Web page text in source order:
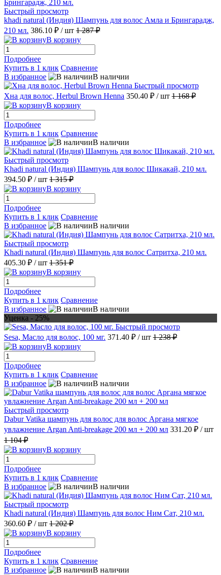
Быстрый просмотр
khadi natural (Индия) Шампунь для волос Амла и Брингарадж,
210 мл. 386.10 ₽ / шт 1 287 ₽
В корзину
Подробнее
Купить в 1 клик Сравнение
В избранное
В наличии
Быстрый просмотр
Хна для волос, Herbul Brown Henna 350.40 ₽ / шт 1 168 ₽
В корзину
Подробнее
Купить в 1 клик Сравнение
В избранное
В наличии
Быстрый просмотр
Khadi natural (Индия) Шампунь для волос Шикакай, 210 мл.
394.50 ₽ / шт 1 315 ₽
В корзину
Подробнее
Купить в 1 клик Сравнение
В избранное
В наличии
Быстрый просмотр
Khadi natural (Индия) Шампунь для волос Сатритха, 210 мл.
405.30 ₽ / шт 1 351 ₽
В корзину
Подробнее
Купить в 1 клик Сравнение
В избранное
В наличии
Уценка - 25%
Быстрый просмотр
Sesa, Масло для волос, 100 мг. 371.40 ₽ / шт 1 238 ₽
В корзину
Подробнее
Купить в 1 клик Сравнение
В избранное
В наличии
Быстрый просмотр
Dabur Vatika шампунь для волос для волос Аргана мягкое
увлажнение Argan Anti-breakage 200 мл + 200 мл 331.20 ₽ / шт
1 104 ₽
В корзину
Подробнее
Купить в 1 клик Сравнение
В избранное
В наличии
Быстрый просмотр
Khadi natural (Индия) Шампунь для волос Ним Сат, 210 мл.
360.60 ₽ / шт 1 202 ₽
В корзину
Подробнее
Купить в 1 клик Сравнение
В избранное
В наличии